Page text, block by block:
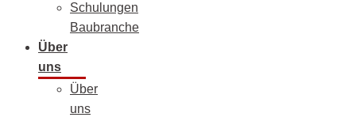
Schulungen
Baubranche
Über
uns
Über
uns